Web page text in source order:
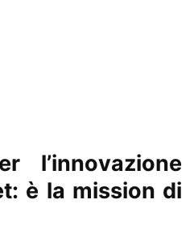
l’innovazione
è la mission di